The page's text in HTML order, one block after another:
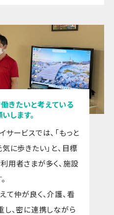
きたいと考えている
します。
ービスでは、「もっと
に歩きたい」と、目標
用者さまが多く、施設
て仲が良く、介護、看
し、密に連携しながら